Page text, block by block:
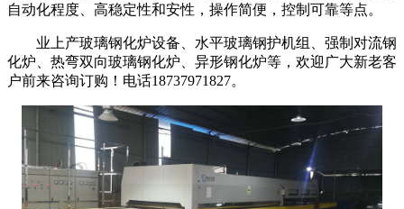
自动化程度、高稳定性和安性，操作简便，控制可靠等点。
业上产玻璃钢化炉设备、水平玻璃钢护机组、强制对流钢
化炉、热弯双向玻璃钢化炉、异形钢化炉等，欢迎广大新老客
户前来咨询订购！电话18737971827。